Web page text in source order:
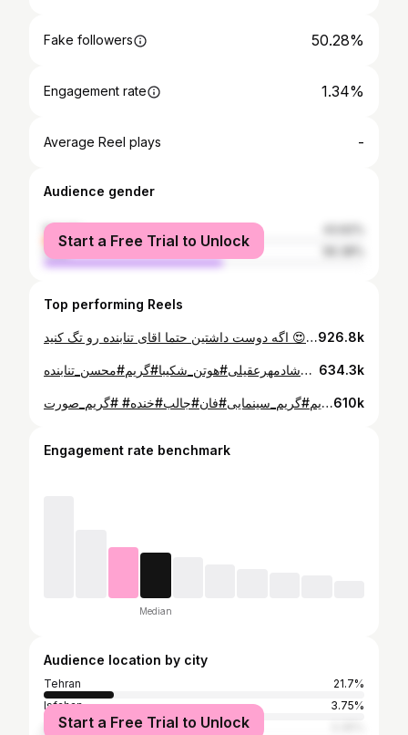
Fake followers 50.28%
Engagement rate 1.34%
Average Reel plays -
Audience gender
female
male
Start a Free Trial to Unlock
Top performing Reels
سلام دوستای قشنگم 😀 من اومدم با یا گریم دیگه از نقی معمولییی تو این روزای قرنطینه دیدن این سریال خیلی میچسبه 😍😍 اگه دوست داشتین حتما اقای تنابنده رو تگ کنید 🌹😍💐 . ‌ @mohsen.tanabandeh . ‌گریم بقیه بازیگرای این سریالم بزاریم ؟؟؟😝😜 . ‌ ‌ #سیما_صوفی #گریم_سینمایی #گریمور#گریم_شبیه_سازی #گریم_به_سبک_سیما #سریال_پایتخت #پایتخت۶ #نقی#نقی_معمولی#ارسطو#ارسطو_عامل #پایتخت#محسن_تنابنده #میکاپ_آرتیست #میکاپ#قرنطینه#نقاشی#طراحی#خنده#دابسمش#فان#جالب#سیم_سیم#در_خانه_بمانیم #926.8k
سلام بچه هاا..😁 اینم از گریم جدیدم (ورژن ایرانیش) 😂تقدیم شما ❣ . اگه دوست داشتین؛ گریم اونایی که انجام دادمو زیر این پستم تگ کنید 😍 فدای همه😘❣❣❣❣ . . ‌ #سیماصوفی#گریمور#نقاش#دختر_هزار_چهره #سیم_سیم #گوگوش#سام_درخشانی #جوادرضویان#هنر#گریم_سینمایی #میکاپ_آرتیست #شادمهر#شادمهرعقیلی#هوتن_شکیبا#گریم#محسن_تنابنده #simasofi#makeup #simsim 634.3k
سلااااامم گُلای تو خونه 😅 همینطور ک میدونید هر سه شخصیت خودمم😁 فقط قیافه انیتا که ساکت و مظلوم نشسته 😂 . . #سیماصوفی#سیم_سیم #ساسی#ساسی_مانکن #دکتر#گریم#گریم_سینمایی#فان#جالب#خنده# #گریم_صورت#doctor #sasy#میکاپ #میکاپ_آرتیست #sasydoctor610k
Engagement rate benchmark
Median
Audience location by city
Tehran
21.7%
Isfahan
3.75%
Ahvaz
Start a Free Trial to Unlock